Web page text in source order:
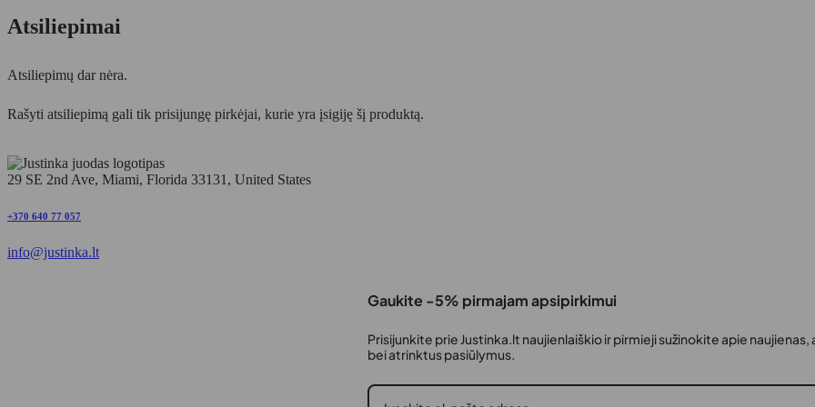
Atsiliepimai
Atsiliepimų dar nėra.
Rašyti atsiliepimą gali tik prisijungę pirkėjai, kurie yra įsigiję šį produktą.
29 SE 2nd Ave, Miami, Florida 33131, United States
+370 640 77 057
info@justinka.lt
Gaukite -5% pirmajam apsipirkimui
Prisijunkite prie Justinka.lt naujienlaiškio ir pirmieji sužinokite apie naujienas,
bei atrinktus pasiūlymus.